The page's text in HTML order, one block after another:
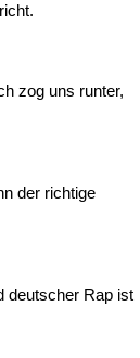
zog uns runter,
der richtige
deutscher Rap ist